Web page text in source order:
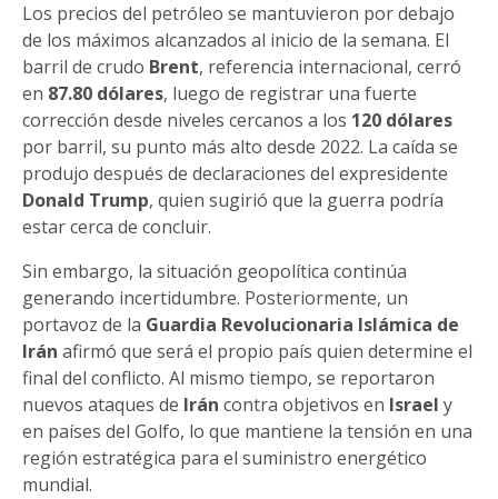
Los precios del petróleo se mantuvieron por debajo
de los máximos alcanzados al inicio de la semana. El
barril de crudo Brent, referencia internacional, cerró
en 87.80 dólares, luego de registrar una fuerte
corrección desde niveles cercanos a los 120 dólares
por barril, su punto más alto desde 2022. La caída se
produjo después de declaraciones del expresidente
Donald Trump, quien sugirió que la guerra podría
estar cerca de concluir.
Sin embargo, la situación geopolítica continúa
generando incertidumbre. Posteriormente, un
portavoz de la Guardia Revolucionaria Islámica de
Irán afirmó que será el propio país quien determine el
final del conflicto. Al mismo tiempo, se reportaron
nuevos ataques de Irán contra objetivos en Israel y
en países del Golfo, lo que mantiene la tensión en una
región estratégica para el suministro energético
mundial.